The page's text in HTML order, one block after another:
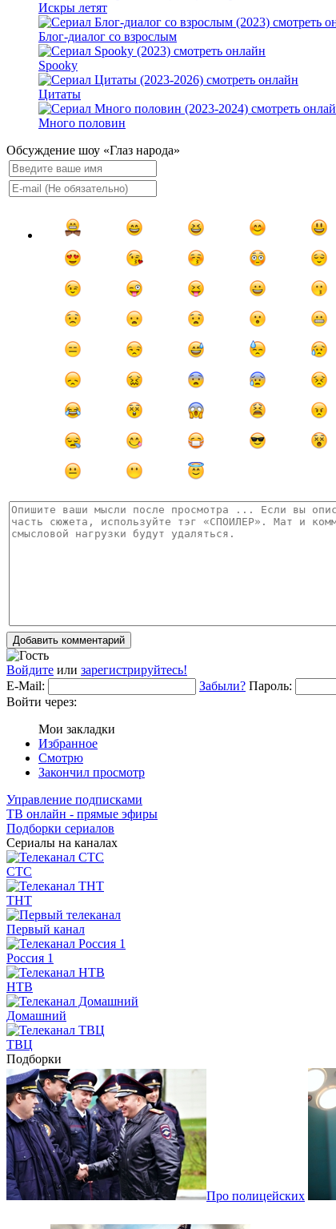
Искры летят
Блог-диалог со взрослым
Spooky
Цитаты
Много половин
Обсуждение шоу «Глаз народа»
Добавить комментарий
Войдите или зарегистрируйтесь!
E-Mail:
Забыли? Пароль:
Войти через:
Мои закладки
Избранное
Смотрю
Закончил просмотр
Управление подписками
ТВ онлайн - прямые эфиры
Подборки сериалов
Сериалы на каналах
СТС
ТНТ
Первый канал
Россия 1
НТВ
Домашний
ТВЦ
Подборки
Про полицейских